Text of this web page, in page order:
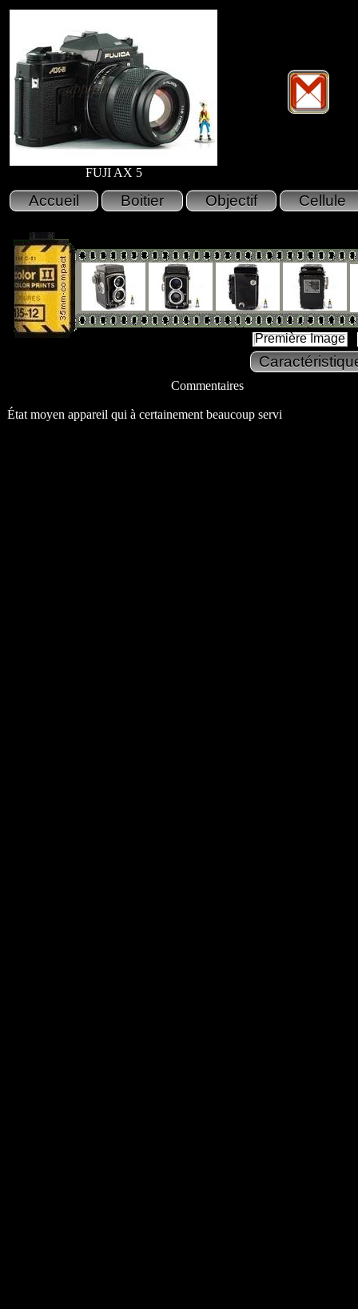
FUJI AX 5
Première Image
Commentaires
État moyen appareil qui à certainement beaucoup servi